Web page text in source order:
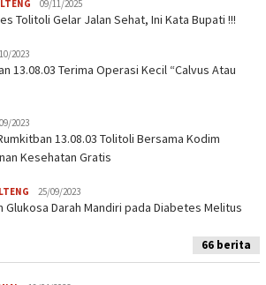
09/11/2025
Tolitoli Gelar Jalan Sehat, Ini Kata Bupati !!!
2023
13.08.03 Terima Operasi Kecil “Calvus Atau
2023
13.08.03 Tolitoli Bersama Kodim
Kesehatan Gratis
25/09/2023
Glukosa Darah Mandiri pada Diabetes Melitus
66 berita